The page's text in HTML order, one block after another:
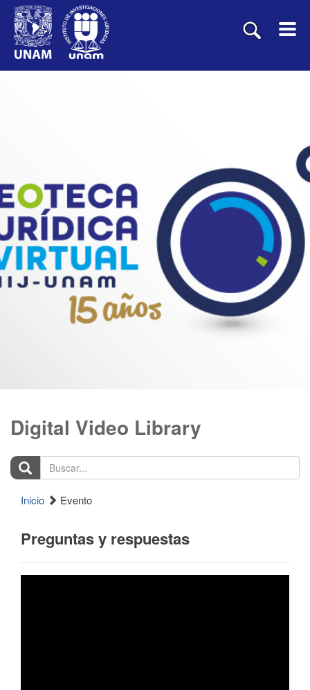
Digital Video Library
Buscar...
Inicio Evento
Preguntas y respuestas